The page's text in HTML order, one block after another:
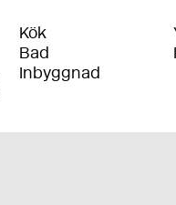
Kök
Bad
Inbyggnad